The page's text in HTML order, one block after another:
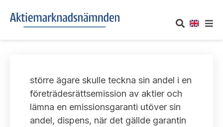
Om oss
Vårt uppdrag
UTTALANDEN
Om nämndens uttalanden
TAKEOVER-REGLER
större ägare skulle teckna sin andel i en
företrädesrättsemission av aktier och
lämna en emissionsgaranti utöver sin
andel, dispens, när det gällde garantin